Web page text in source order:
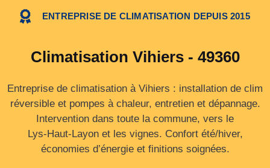
ENTREPRISE DE CLIMATISATION DEPUIS 2015
Climatisation Vihiers - 49360
Entreprise de climatisation à Vihiers : installation de clim
réversible et pompes à chaleur, entretien et dépannage.
Intervention dans toute la commune, vers le
Lys‑Haut‑Layon et les vignes. Confort été/hiver,
économies d’énergie et finitions soignées.